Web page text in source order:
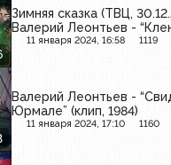
Зимняя сказка (ТВЦ,
Валерий Леонтьев -
11 января 2024, 16:58 1119
Валерий Леонтьев -
Юрмале” (клип, 1984)
11 января 2024, 17:10 1160